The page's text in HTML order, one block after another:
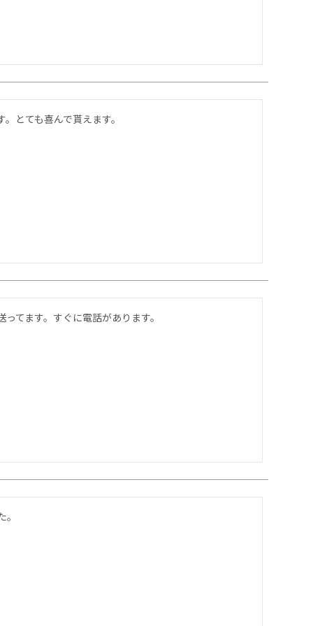
とても喜んで貰えます。
てます。すぐに電話があります。